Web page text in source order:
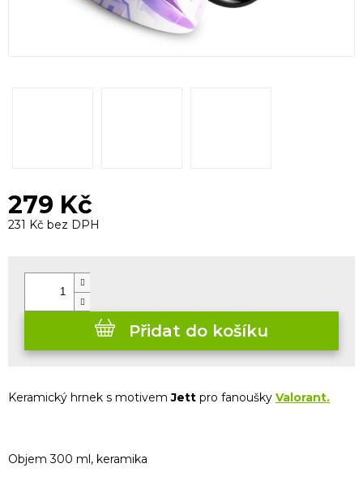
279 Kč
231 Kč bez DPH
Přidat do košíku
Keramický hrnek s motivem Jett pro fanoušky Valorant.
Objem 300 ml, keramika